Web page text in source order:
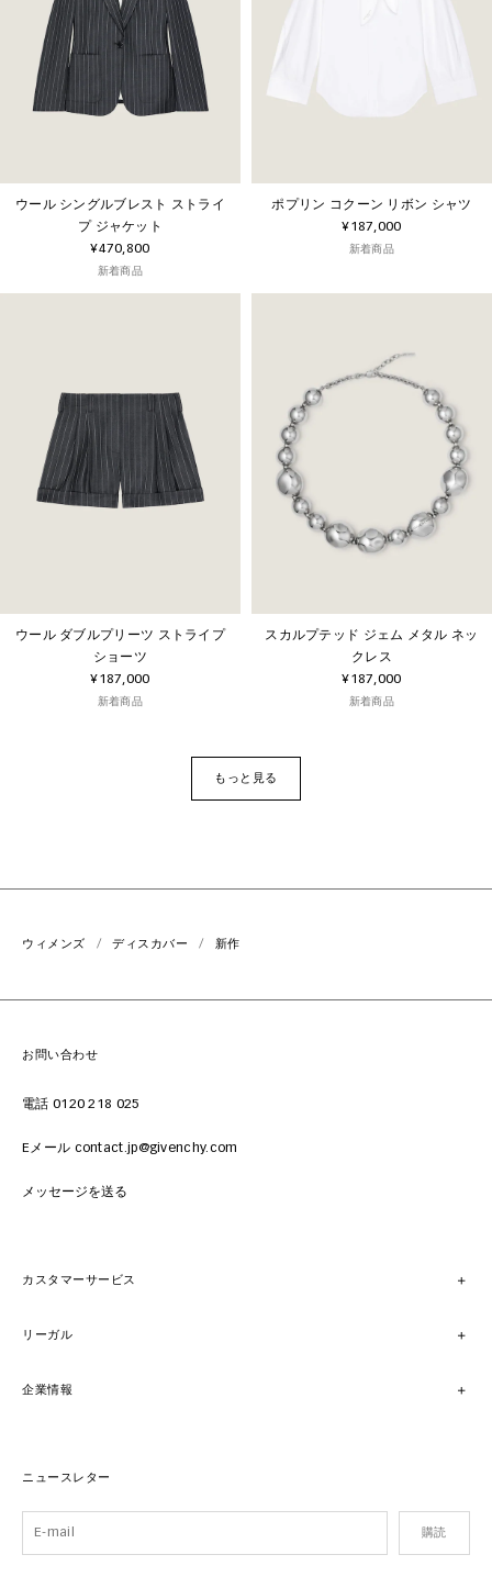
ウール シングルブレスト ストライ
プ ジャケット
¥470,800
新着商品
ポプリン コクーン リボン シャツ
¥187,000
新着商品
ウール ダブルプリーツ ストライプ
ショーツ
¥187,000
新着商品
スカルプテッド ジェム メタル ネッ
クレス
¥187,000
新着商品
もっと見る
ウィメンズ ディスカバー 新作
お問い合わせ
電話 0120 218 025
Eメール contact.jp@givenchy.com
メッセージを送る
カスタマーサービス
リーガル
企業情報
ニュースレター
購読